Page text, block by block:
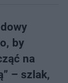
by
na
– szlak,